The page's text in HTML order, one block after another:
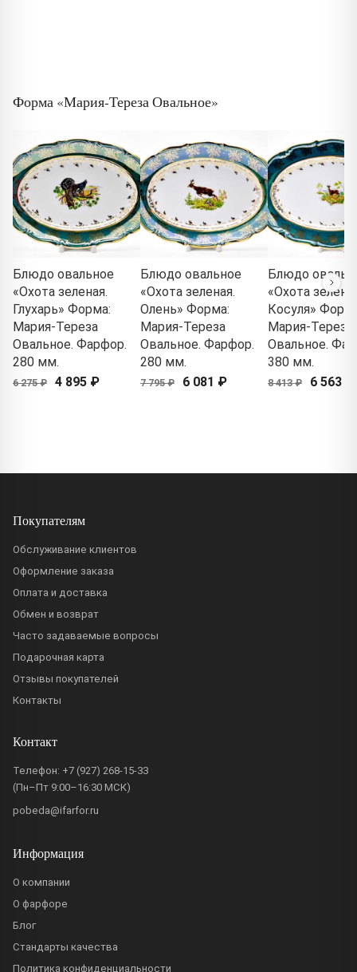
Форма «Мария-Тереза Овальное»
Блюдо овальное
«Охота зеленая.
Глухарь» Форма:
Мария-Тереза
Овальное. Фарфор.
280 мм.
6 275 ₽ 4 895 ₽
Блюдо овальное
«Охота зеленая.
Олень» Форма:
Мария-Тереза
Овальное. Фарфор.
280 мм.
7 795 ₽ 6 081 ₽
Блюдо
«Охота
Косуля»
Мария-Тереза
Овальное.
380 мм.
8 413 ₽ 6 563 ₽
Покупателям
Обслуживание клиентов
Оформление заказа
Оплата и доставка
Обмен и возврат
Часто задаваемые вопросы
Подарочная карта
Отзывы покупателей
Контакты
Контакт
Телефон: +7 (927) 268-15-33
(Пн–Пт 9:00–16:30 МСК)
pobeda@ifarfor.ru
Информация
О компании
О фарфоре
Блог
Стандарты качества
Политика конфиденциальности